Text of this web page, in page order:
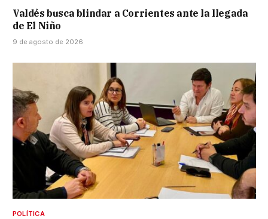
Valdés busca blindar a Corrientes ante la llegada
de El Niño
9 de agosto de 2026
POLÍTICA